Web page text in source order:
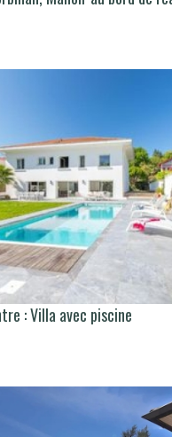
: Villa avec piscine